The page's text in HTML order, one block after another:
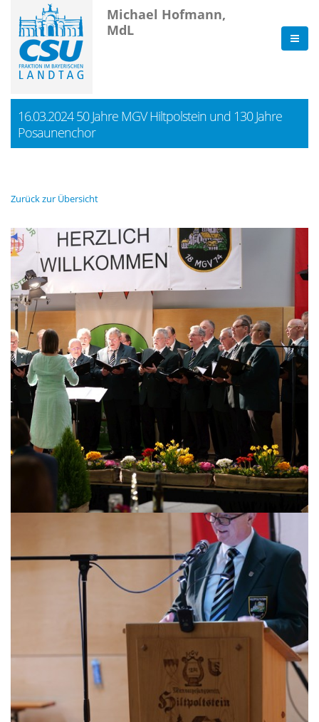
Michael Hofmann,
MdL
16.03.2024 50 Jahre MGV Hiltpolstein und 130 Jahre
Posaunenchor
Zurück zur Übersicht